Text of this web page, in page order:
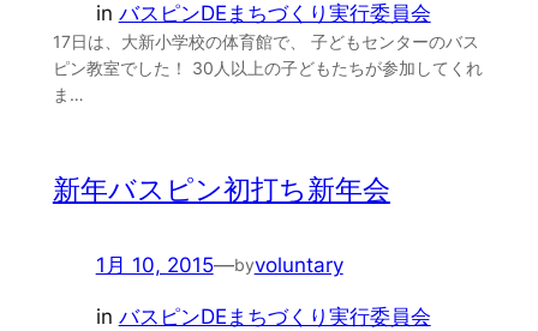
in バスピンDEまちづくり実行委員会
17日は、大新小学校の体育館で、 子どもセンターのバス
ピン教室でした！ 30人以上の子どもたちが参加してくれ
ま…
新年バスピン初打ち新年会
1月 10, 2015—byvoluntary
in バスピンDEまちづくり実行委員会